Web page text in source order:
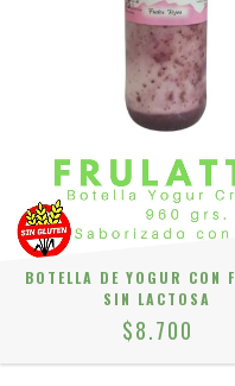
BOTELLA DE YOGUR CON
SIN LACTOSA
$8.700